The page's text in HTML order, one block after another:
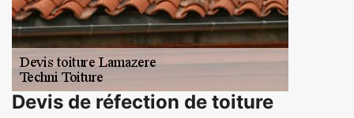
Devis de réfection de toiture